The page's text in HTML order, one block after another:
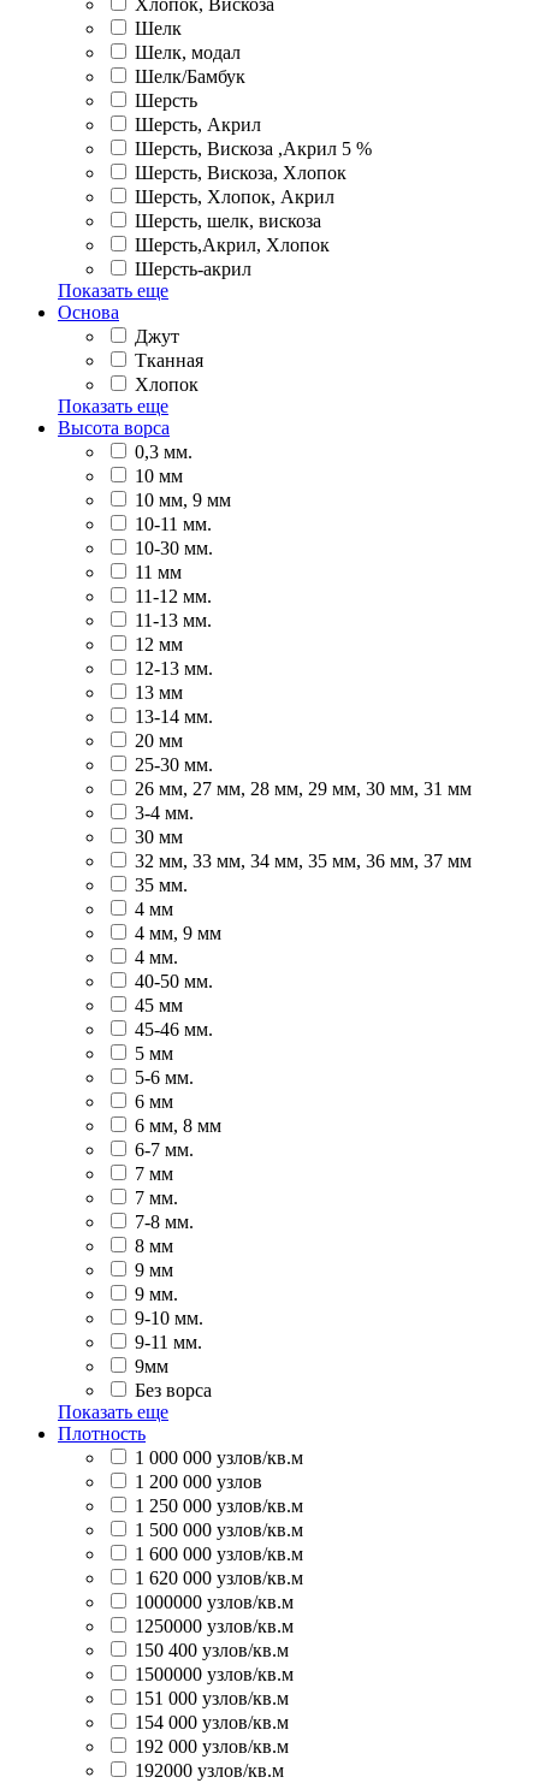
Хлопок, Вискоза
Шелк
Шелк, модал
Шелк/Бамбук
Шерсть
Шерсть, Акрил
Шерсть, Вискоза ,Акрил 5 %
Шерсть, Вискоза, Хлопок
Шерсть, Хлопок, Акрил
Шерсть, шелк, вискоза
Шерсть,Акрил, Хлопок
Шерсть-акрил
Показать еще
Основа
Джут
Тканная
Хлопок
Показать еще
Высота ворса
0,3 мм.
10 мм
10 мм, 9 мм
10-11 мм.
10-30 мм.
11 мм
11-12 мм.
11-13 мм.
12 мм
12-13 мм.
13 мм
13-14 мм.
20 мм
25-30 мм.
26 мм, 27 мм, 28 мм, 29 мм, 30 мм, 31 мм
3-4 мм.
30 мм
32 мм, 33 мм, 34 мм, 35 мм, 36 мм, 37 мм
35 мм.
4 мм
4 мм, 9 мм
4 мм.
40-50 мм.
45 мм
45-46 мм.
5 мм
5-6 мм.
6 мм
6 мм, 8 мм
6-7 мм.
7 мм
7 мм.
7-8 мм.
8 мм
9 мм
9 мм.
9-10 мм.
9-11 мм.
9мм
Без ворса
Показать еще
Плотность
1 000 000 узлов/кв.м
1 200 000 узлов
1 250 000 узлов/кв.м
1 500 000 узлов/кв.м
1 600 000 узлов/кв.м
1 620 000 узлов/кв.м
1000000 узлов/кв.м
1250000 узлов/кв.м
150 400 узлов/кв.м
1500000 узлов/кв.м
151 000 узлов/кв.м
154 000 узлов/кв.м
192 000 узлов/кв.м
192000 узлов/кв.м